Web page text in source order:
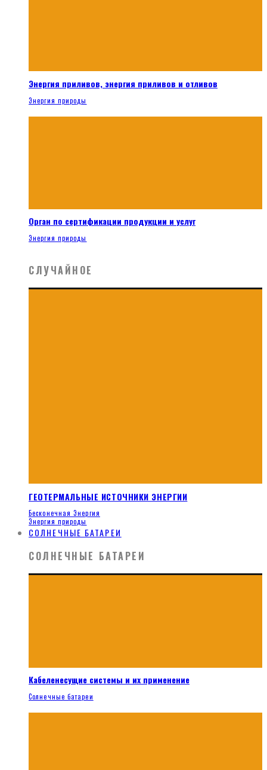
Энергия приливов, энергия приливов и отливов
Энергия природы
Орган по сертификации продукции и услуг
Энергия природы
СЛУЧАЙНОЕ
ГЕОТЕРМАЛЬНЫЕ ИСТОЧНИКИ ЭНЕРГИИ
Бесконечная Энергия
Энергия природы
СОЛНЕЧНЫЕ БАТАРЕИ
СОЛНЕЧНЫЕ БАТАРЕИ
Кабеленесущие системы и их применение
Солнечные батареи